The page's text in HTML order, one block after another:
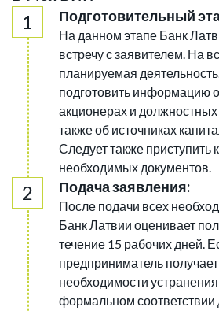
Подготовительный
На данном этапе Банк
встречу с заявителем. На
планируемая
подготовить информацию
акционерах и должностных
также об источниках
Следует также приступить
необходимых документов.
Подача заявления:
После подачи всех
Банк Латвии оценивает
течение 15 рабочих дней.
предприниматель
необходимости
формальном соответствии